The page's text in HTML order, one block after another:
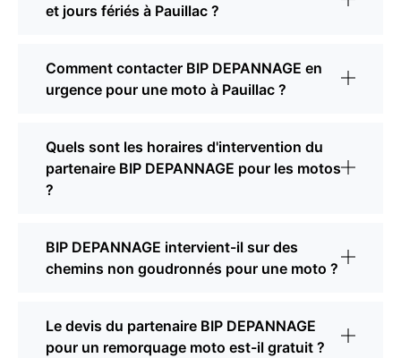
et jours fériés à Pauillac ?
Comment contacter BIP DEPANNAGE en
urgence pour une moto à Pauillac ?
Quels sont les horaires d'intervention du
partenaire BIP DEPANNAGE pour les motos
?
BIP DEPANNAGE intervient-il sur des
chemins non goudronnés pour une moto ?
Le devis du partenaire BIP DEPANNAGE
pour un remorquage moto est-il gratuit ?